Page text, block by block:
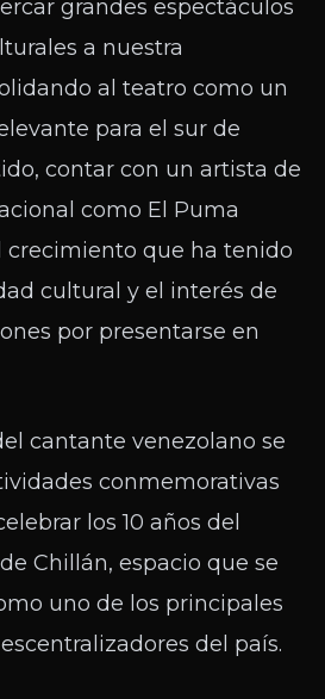
grandes espectáculos
a nuestra
al teatro como un
para el sur de
contar con un artista de
como El Puma
crecimiento que ha tenido
cultural y el interés de
por presentarse en
cantante venezolano se
conmemorativas
los 10 años del
Chillán, espacio que se
uno de los principales
del país.